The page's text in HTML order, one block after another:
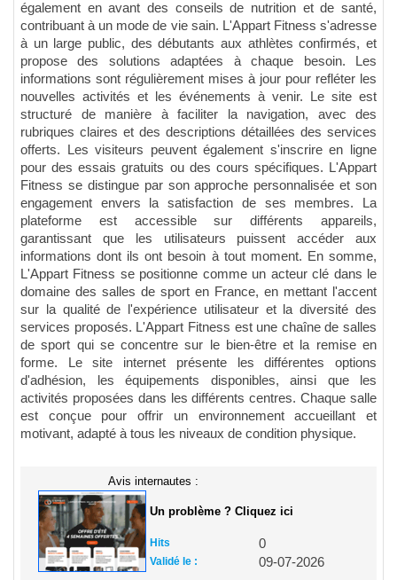
également en avant des conseils de nutrition et de santé,
contribuant à un mode de vie sain. L'Appart Fitness s'adresse
à un large public, des débutants aux athlètes confirmés, et
propose des solutions adaptées à chaque besoin. Les
informations sont régulièrement mises à jour pour refléter les
nouvelles activités et les événements à venir. Le site est
structuré de manière à faciliter la navigation, avec des
rubriques claires et des descriptions détaillées des services
offerts. Les visiteurs peuvent également s'inscrire en ligne
pour des essais gratuits ou des cours spécifiques. L'Appart
Fitness se distingue par son approche personnalisée et son
engagement envers la satisfaction de ses membres. La
plateforme est accessible sur différents appareils,
garantissant que les utilisateurs puissent accéder aux
informations dont ils ont besoin à tout moment. En somme,
L'Appart Fitness se positionne comme un acteur clé dans le
domaine des salles de sport en France, en mettant l'accent
sur la qualité de l'expérience utilisateur et la diversité des
services proposés. L'Appart Fitness est une chaîne de salles
de sport qui se concentre sur le bien-être et la remise en
forme. Le site internet présente les différentes options
d'adhésion, les équipements disponibles, ainsi que les
activités proposées dans les différents centres. Chaque salle
est conçue pour offrir un environnement accueillant et
motivant, adapté à tous les niveaux de condition physique.
Avis internautes :
Un problème ? Cliquez ici
Hits 0
Validé le :
09-07-2026